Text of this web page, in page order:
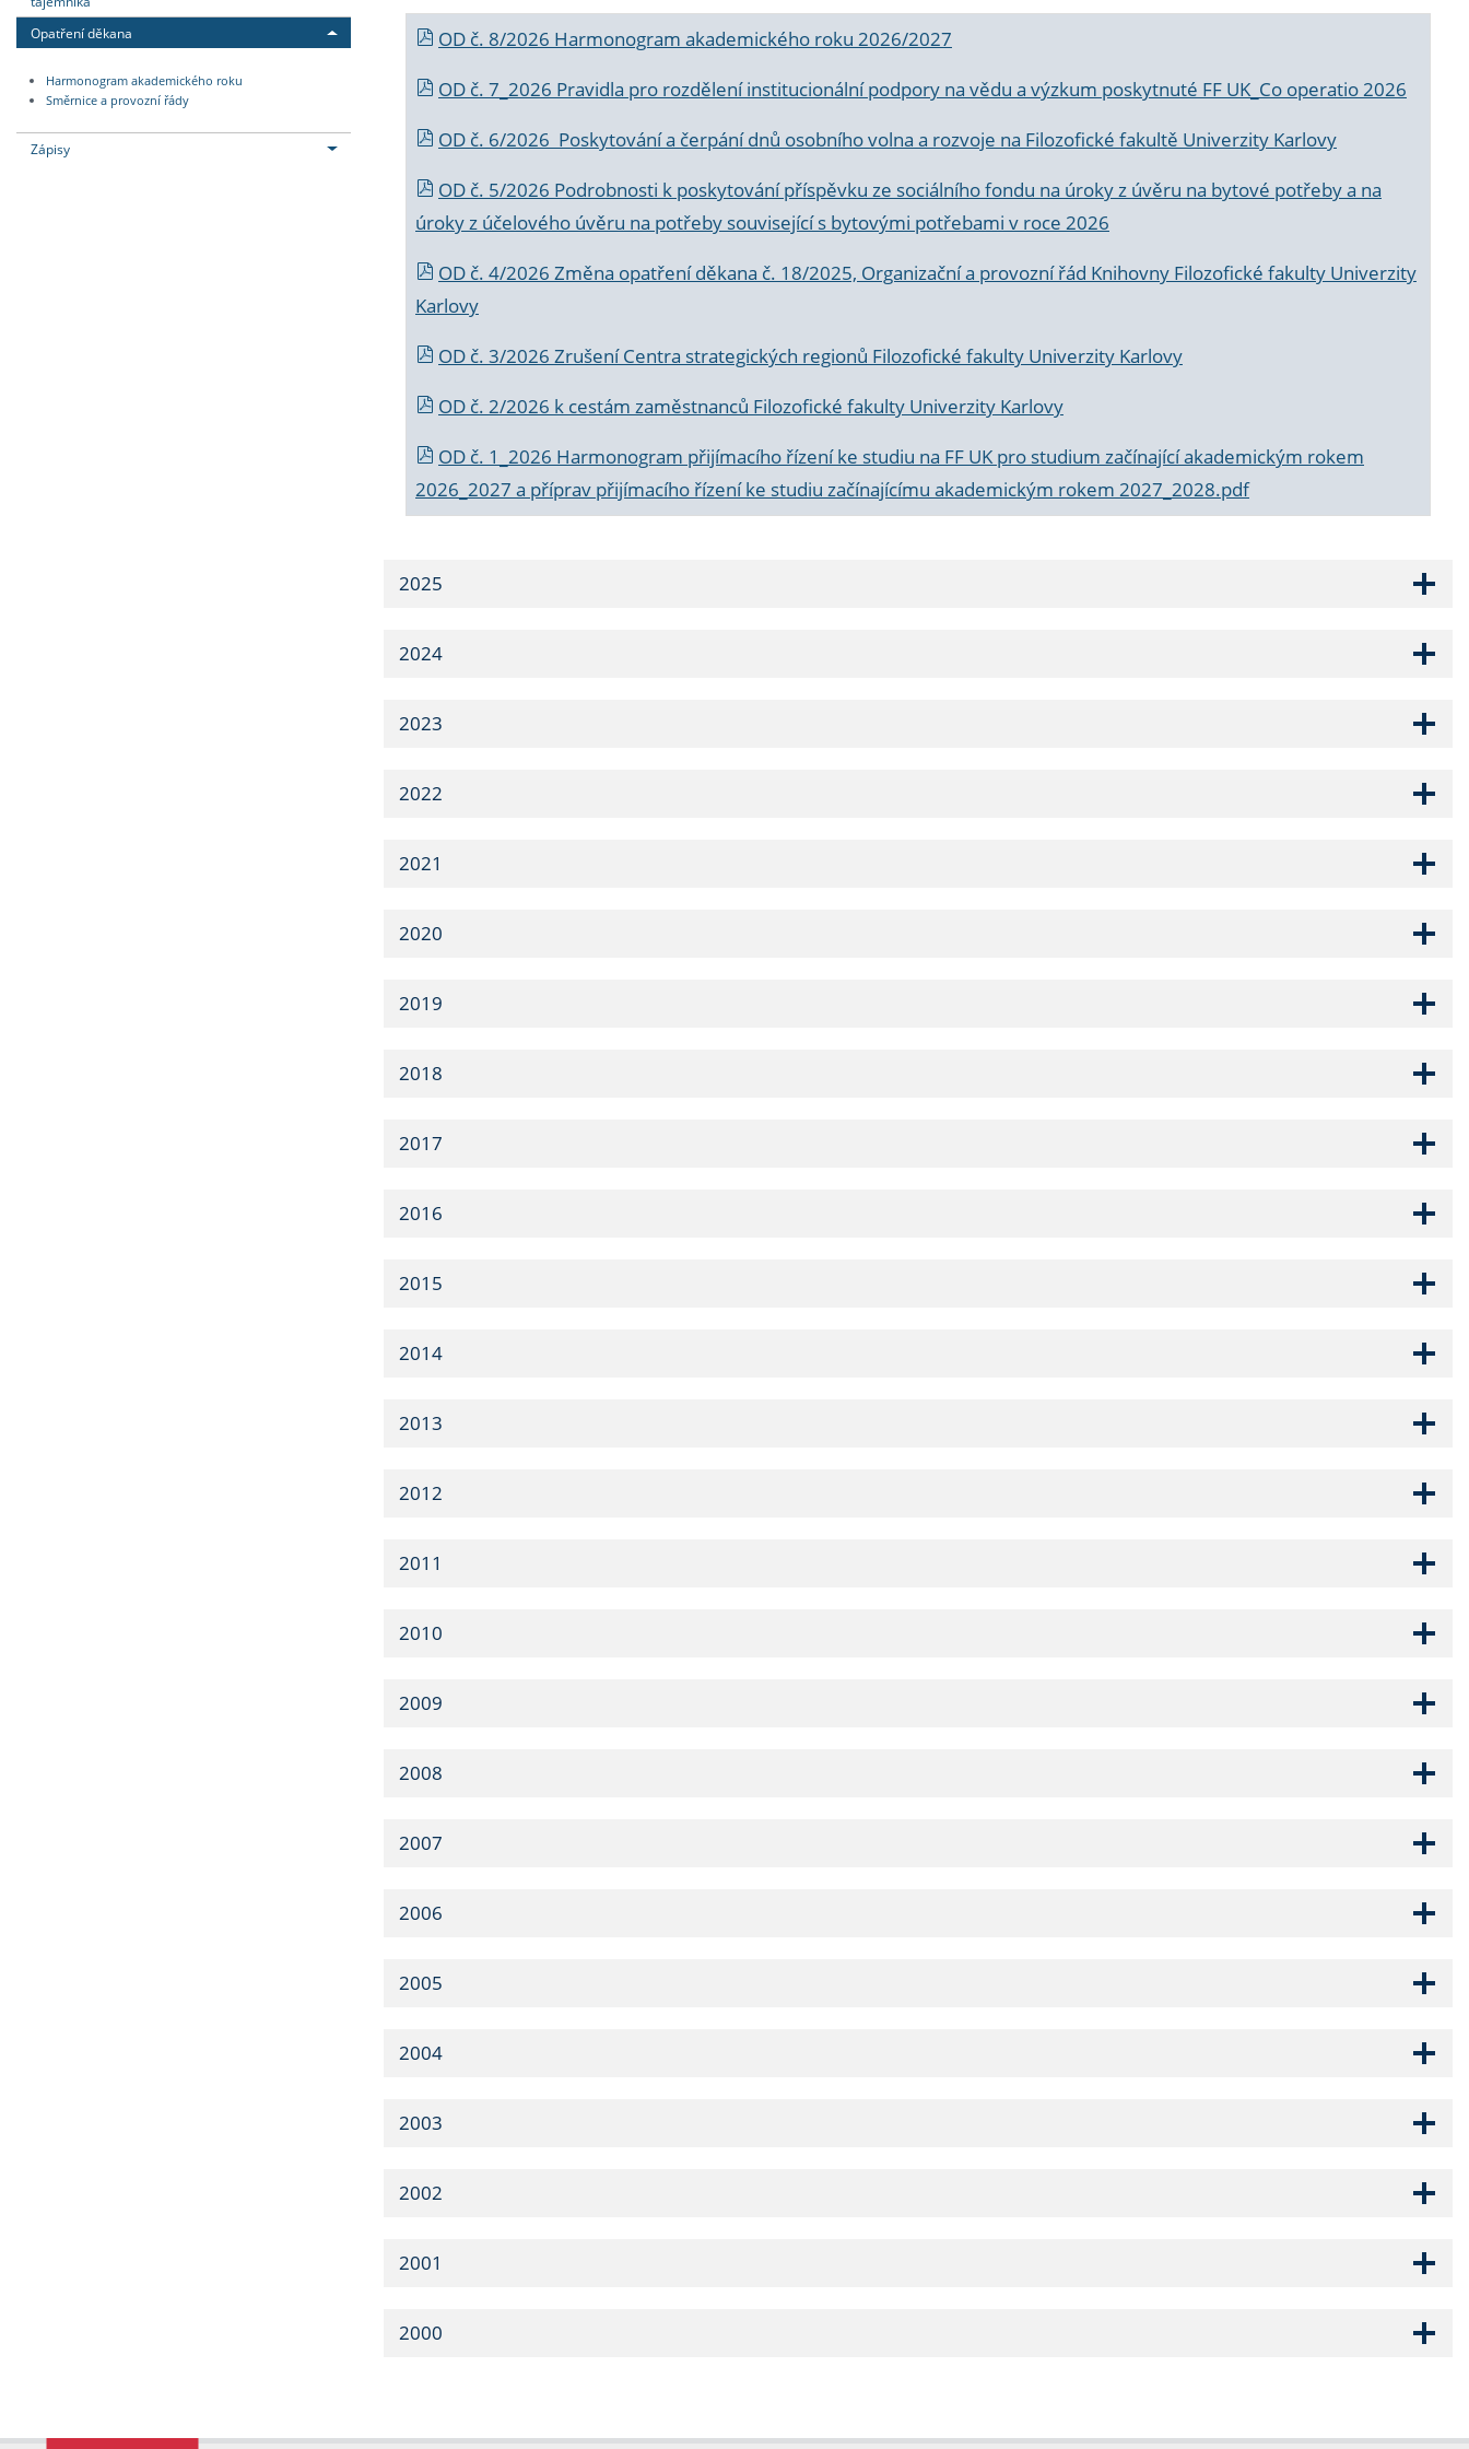
Opatření děkana
Harmonogram akademického roku
Směrnice a provozní řády
Zápisy
OD č. 8/2026 Harmonogram akademického roku 2026/2027
OD č. 7_2026 Pravidla pro rozdělení institucionální podpory na vědu a výzkum poskytnuté FF UK_Co operatio 2026
OD č. 6/2026 Poskytování a čerpání dnů osobního volna a rozvoje na Filozofické fakultě Univerzity Karlovy
OD č. 5/2026 Podrobnosti k poskytování příspěvku ze sociálního fondu na úroky z úvěru na bytové potřeby a na
úroky z účelového úvěru na potřeby související s bytovými potřebami v roce 2026
OD č. 4/2026 Změna opatření děkana č. 18/2025, Organizační a provozní řád Knihovny Filozofické fakulty Univerzity
Karlovy
OD č. 3/2026 Zrušení Centra strategických regionů Filozofické fakulty Univerzity Karlovy
OD č. 2/2026 k cestám zaměstnanců Filozofické fakulty Univerzity Karlovy
OD č. 1_2026 Harmonogram přijímacího řízení ke studiu na FF UK pro studium začínající akademickým rokem
2026_2027 a příprav přijímacího řízení ke studiu začínajícímu akademickým rokem 2027_2028.pdf
2025
2024
2023
2022
2021
2020
2019
2018
2017
2016
2015
2014
2013
2012
2011
2010
2009
2008
2007
2006
2005
2004
2003
2002
2001
2000